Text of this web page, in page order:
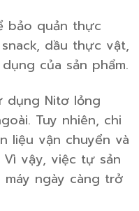
bảo quản thực
dầu thực vật,
của sản phẩm.
dụng Nitơ lỏng
Tuy nhiên, chi
liệu vận chuyển và
vậy, việc tự sản
ngày càng trở